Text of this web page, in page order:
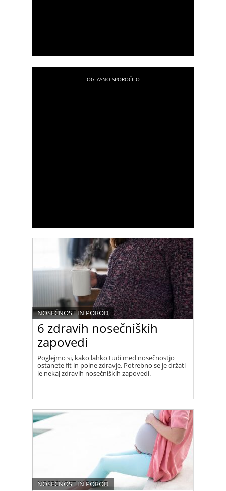
6 zdravih nosečniških
zapovedi
NOSEČNOST IN POROD
Poglejmo si, kako lahko tudi med nosečnostjo
ostanete fit in polne zdravje. Potrebno se je držati
le nekaj zdravih nosečniških zapovedi.
NOSEČNOST IN POROD